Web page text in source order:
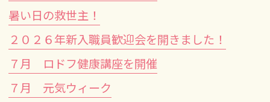
暑い日の救世主！
２０２６年新入職員歓迎会を開きました！
７月 ロドフ健康講座を開催
７月 元気ウィーク